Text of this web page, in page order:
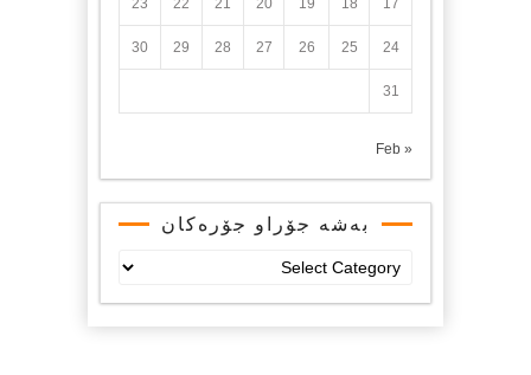
17
18
19
20
21
22
23
24
25
26
27
28
29
30
31
« Feb
بەشە جۆراو جۆرەکان
جۆرەکان